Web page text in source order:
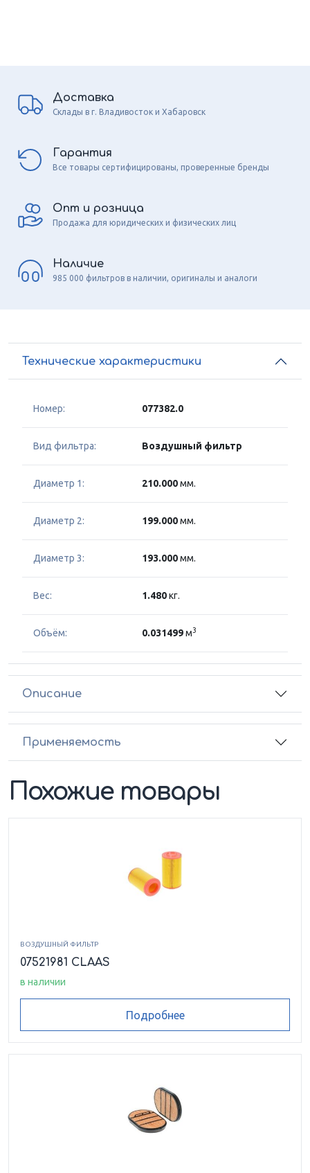
Доставка
Склады в г. Владивосток и Хабаровск
Гарантия
Все товары сертифицированы, проверенные бренды
Опт и розница
Продажа для юридических и физических лиц
Наличие
985 000 фильтров в наличии, оригиналы и аналоги
Технические характеристики
Номер: 077382.0
Вид фильтра: Воздушный фильтр
Диаметр 1: 210.000мм.
Диаметр 2: 199.000мм.
Диаметр 3: 193.000мм.
Вес: 1.480кг.
Объём: 0.031499м3
Описание
Применяемость
Похожие товары
ВОЗДУШНЫЙ ФИЛЬТР
07521981 CLAAS
в наличии
Подробнее